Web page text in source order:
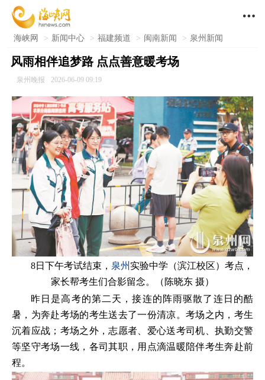

海峡网 > 新闻中心 > 福建频道 > 闽南新闻 > 泉州新闻
风雨相伴追梦路 点点善意暖考场
泉州晚报 2026-06-09 09:19
8日下午考试结束， 泉州 实验中学（滨江校区）考点，
家长帮考生们合影留念。（陈晓东 摄）
昨日是高考的第二天，接连的阵雨驱散了连日的酷
暑，为奔赴考场的考生送去了一份清凉。考场之内，考生
沉着应战；考场之外，志愿者、爱心送考司机、执勤交警
等坚守考场一线，各司其职，用点滴温暖陪伴考生奔赴前
程。